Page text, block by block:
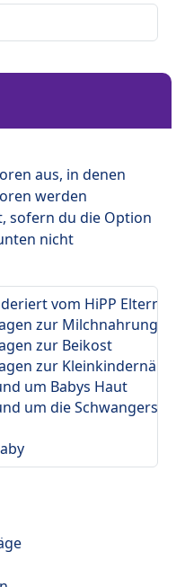
aus, in denen
werden
sofern du die Option
nicht